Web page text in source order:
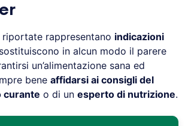
rappresentano indicazioni
in alcun modo il parere
un’alimentazione sana ed
bene affidarsi ai consigli del
curante o di un esperto di nutrizione.